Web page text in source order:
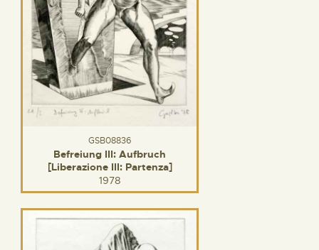
GSB08836
Befreiung III: Aufbruch
[Liberazione III: Partenza]
1978